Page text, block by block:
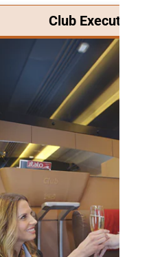
Club Executive